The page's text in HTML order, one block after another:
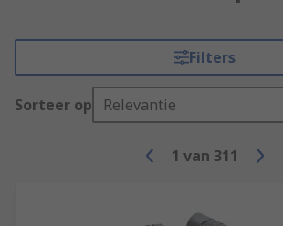
Filters
Sorteer op Relevantie
1 van 311